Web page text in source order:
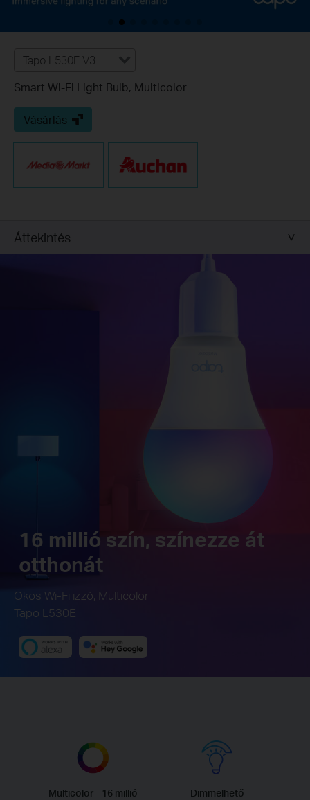
Tapo L530E V3
Smart Wi-Fi Light Bulb, Multicolor
Vásárlás
Áttekintés
16 millió szín, színezze át
otthonát
Okos Wi-Fi izzó, Multicolor
Tapo L530E
Multicolor - 16 millió
Dimmelhető